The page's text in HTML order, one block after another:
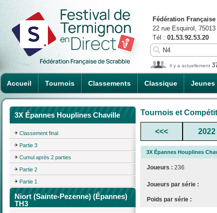
Accueil Tournois Classements Classique Jeunes
Fédération
22 rue Esquirol,
Tél : 01.53.92.53.20
Il y a actuellement
3X Épannes Houplines Chaville
Classement final
Partie 3
Cumul après 2 parties
Partie 2
Partie 1
Niort (Sainte-Pezenne) (Épannes)
TH3
Tournois et
<<< 2022
3X Épannes Houplines
Joueurs : 236
Joueurs par série :
Poids par série :